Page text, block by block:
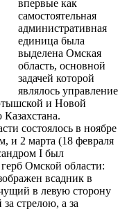
впервые как
самостоятельная
административная
единица была
выделена Омская
область, основной
задачей которой
являлось управление
и Новой
состоялось в ноябре
и 2 марта (18 февраля
I был
Омской области:
всадник в
в левую сторону
стрелою, а за